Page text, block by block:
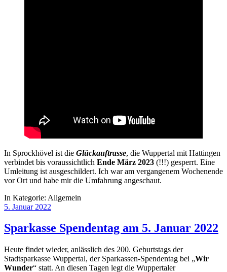
In Sprockhövel ist die Glückauftrasse, die Wuppertal mit Hattingen
verbindet bis voraussichtlich Ende März 2023 (!!!) gesperrt. Eine
Umleitung ist ausgeschildert. Ich war am vergangenem Wochenende
vor Ort und habe mir die Umfahrung angeschaut.
In Kategorie: Allgemein
5. Januar 2022
Sparkasse Spendentag am 5. Januar 2022
Heute findet wieder, anlässlich des 200. Geburtstags der
Stadtsparkasse Wuppertal, der Sparkassen-Spendentag bei „Wir
Wunder“ statt. An diesen Tagen legt die Wuppertaler